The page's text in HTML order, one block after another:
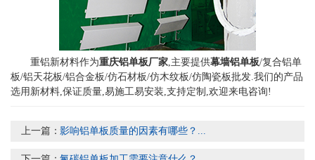
重铝新材料作为重庆铝单板厂家 ,主要提供幕墙铝单板/复合铝单
板/铝天花板/铝合金板/仿石材板/仿木纹板/仿陶瓷板批发.我们的产品
选用新材料,保证质量,易施工易安装,支持定制,欢迎来电咨询!
上一篇：影响铝单板质量的因素有哪些？...